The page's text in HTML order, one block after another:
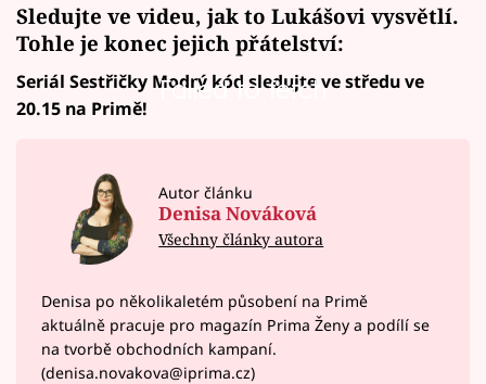
Sledujte ve videu, jak to Lukášovi vysvětlí.
Tohle je konec jejich přátelství:
Failed to fetch
Seriál Sestřičky Modrý kód sledujte ve středu ve
20.15 na Primě!
Autor článku
Denisa Nováková
Všechny články autora
Denisa po několikaletém působení na Primě
aktuálně pracuje pro magazín Prima Ženy a podílí se
na tvorbě obchodních kampaní.
(denisa.novakova@iprima.cz)